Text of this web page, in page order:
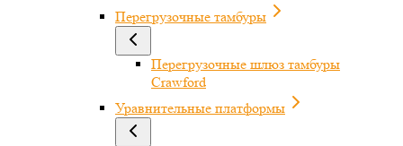
Перегрузочные тамбуры
Перегрузочные шлюз тамбуры
Crawford
Уравнительные платформы